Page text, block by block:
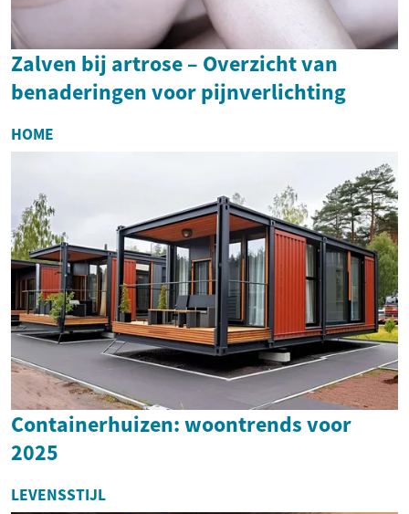
Zalven bij artrose – Overzicht van
benaderingen voor pijnverlichting
HOME
Containerhuizen: woontrends voor
2025
LEVENSSTIJL